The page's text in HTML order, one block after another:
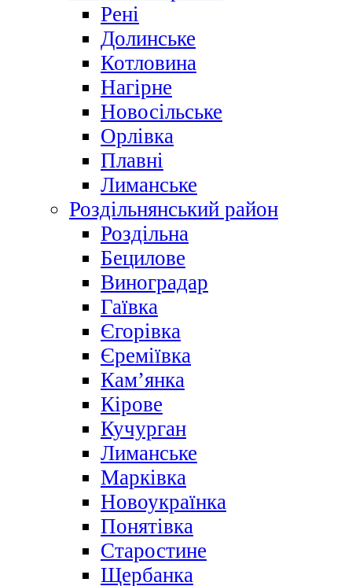
Рені
Долинське
Котловина
Нагірне
Новосільське
Орлівка
Плавні
Лиманське
Роздільнянський район
Роздільна
Бецилове
Виноградар
Гаївка
Єгорівка
Єреміївка
Кам’янка
Кірове
Кучурган
Лиманське
Марківка
Новоукраїнка
Понятівка
Старостине
Щербанка